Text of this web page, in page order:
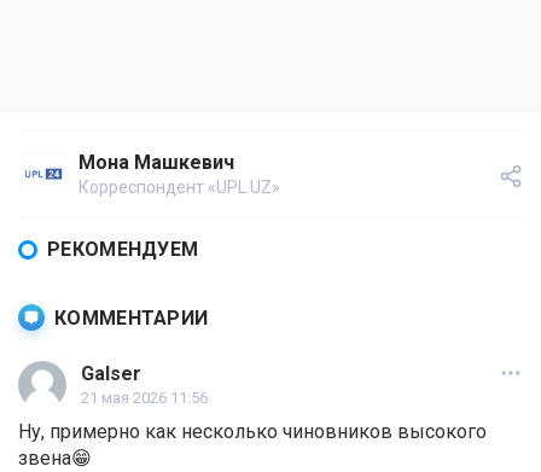
Мона Машкевич
Корреспондент «UPL.UZ»
РЕКОМЕНДУЕМ
КОММЕНТАРИИ
Galser
21 мая 2026 11:56
Ну, примерно как несколько чиновников высокого
звена😁